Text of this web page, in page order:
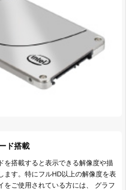
ド搭載
を搭載すると表示できる解像度や描
ます。特にフルHD以上の解像度を表
をご使用されている方には、 グラフ